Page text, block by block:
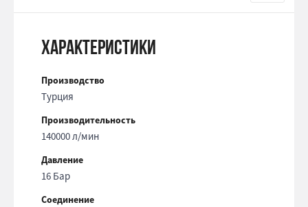
Характеристики
Производство
Турция
Производительность
140000 л/мин
Давление
16 Бар
Соединение